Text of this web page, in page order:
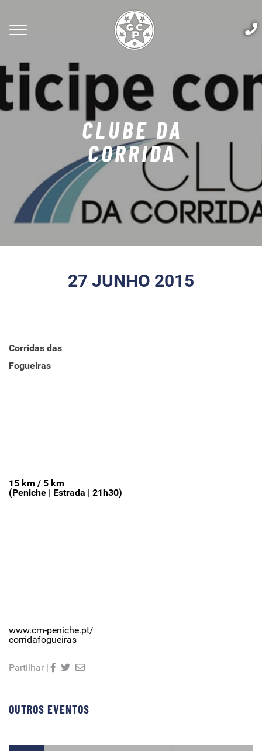
CLUBE DA
CORRIDA
27 JUNHO 2015
Corridas das
Fogueiras
15 km / 5 km
(Peniche | Estrada | 21h30)
www.cm-peniche.pt/
corridafogueiras
Partilhar |
OUTROS EVENTOS